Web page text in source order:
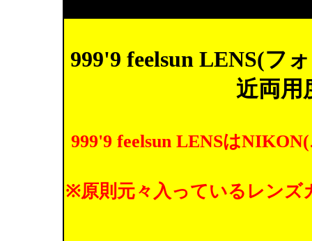
999'9 feelsun LENS(フ
近両用
999'9 feelsun LENSは
※原則元々入っているレンズ